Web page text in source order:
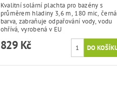
Kvalitní solární plachta pro bazény s
průměrem hladiny 3,6 m, 180 mic, černá
barva, zabraňuje odpařování vody, vodu
ohřívá, vyrobená v EU
829 Kč